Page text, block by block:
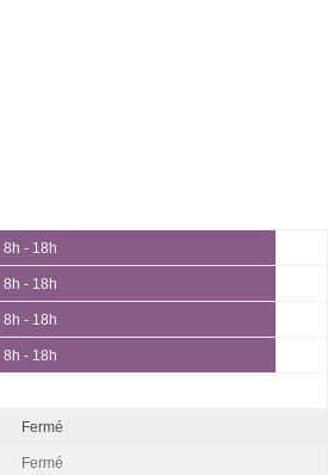
8h - 18h
8h - 18h
8h - 18h
8h - 18h
Fermé
Fermé